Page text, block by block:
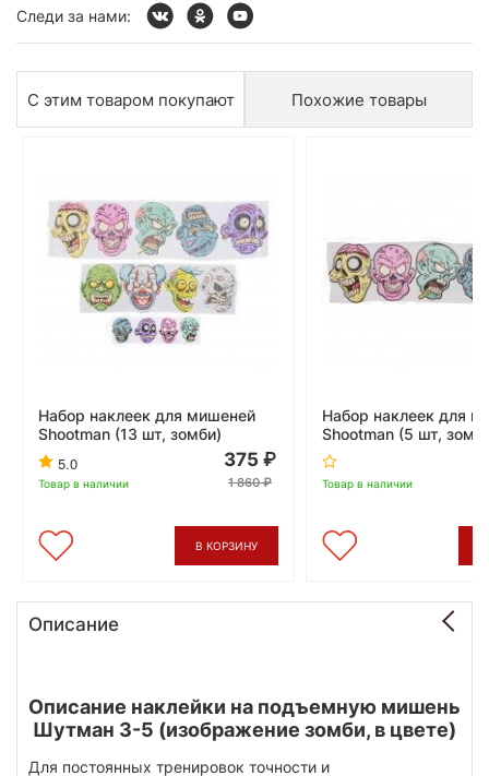
Следи за нами:
С этим товаром покупают Похожие товары
Набор наклеек для мишеней
Shootman (13 шт, зомби)
5.0
Товар в наличии
375
1 860
В КОРЗИНУ
Набор наклеек для
Shootman (5 шт,
Товар в наличии
Описание
Описание наклейки на подъемную мишень
Шутман З-5 (изображение зомби, в цвете)
Для постоянных тренировок точности и